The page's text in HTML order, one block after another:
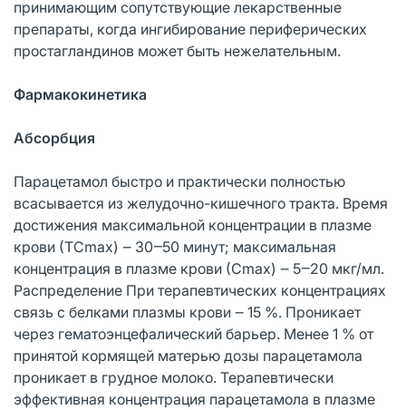
принимающим сопутствующие лекарственные
препараты, когда ингибирование периферических
простагландинов может быть нежелательным.
Фармакокинетика
Абсорбция
Парацетамол быстро и практически полностью
всасывается из желудочно-кишечного тракта. Время
достижения максимальной концентрации в плазме
крови (ТCmах) ‒ 30‒50 минут; максимальная
концентрация в плазме крови (Сmах) ‒ 5‒20 мкг/мл.
Распределение При терапевтических концентрациях
связь с белками плазмы крови ‒ 15 %. Проникает
через гематоэнцефалический барьер. Менее 1 % от
принятой кормящей матерью дозы парацетамола
проникает в грудное молоко. Терапевтически
эффективная концентрация парацетамола в плазме